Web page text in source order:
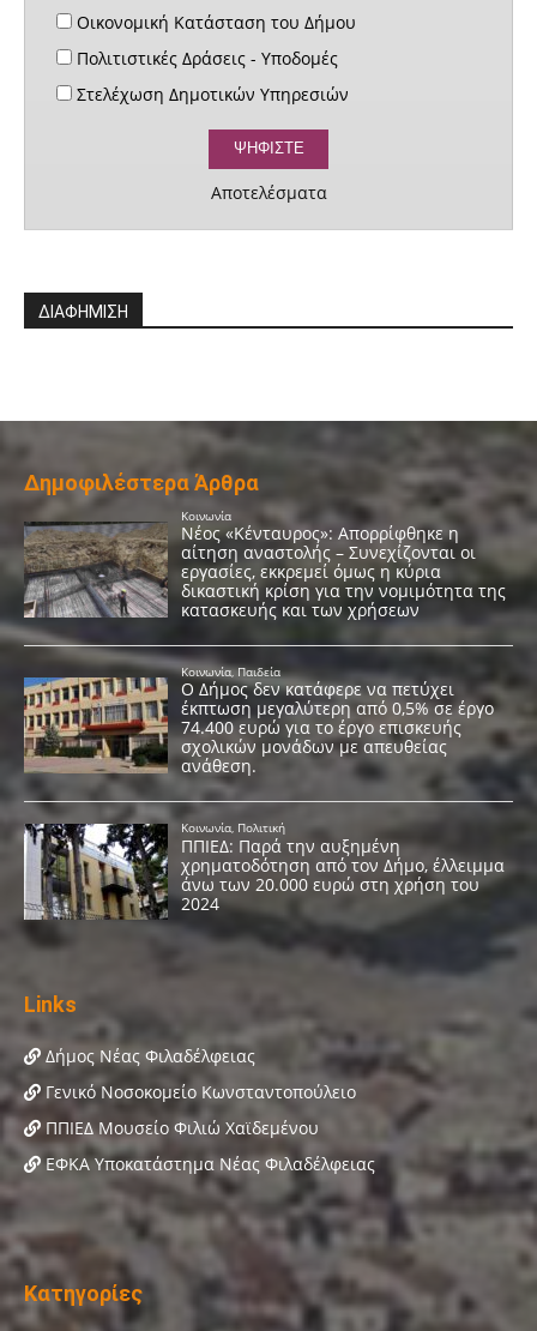
Οικονομική Κατάσταση του Δήμου
Πολιτιστικές Δράσεις - Υποδομές
Στελέχωση Δημοτικών Υπηρεσιών
Αποτελέσματα
ΔΙΑΦΗΜΙΣΗ
Δημοφιλέστερα Άρθρα
Links
Δήμος Νέας Φιλαδέλφειας
Γενικό Νοσοκομείο Κωνσταντοπούλειο
ΠΠΙΕΔ Μουσείο Φιλιώ Χαϊδεμένου
ΕΦΚΑ Υποκατάστημα Νέας Φιλαδέλφειας
Κατηγορίες